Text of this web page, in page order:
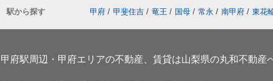
駅から探す
甲府 / 甲斐住吉 / 竜王 / 国母 / 常永 / 南甲府 / 東花
甲府駅周辺・甲府エリアの不動産、賃貸は山梨県の丸和不動産